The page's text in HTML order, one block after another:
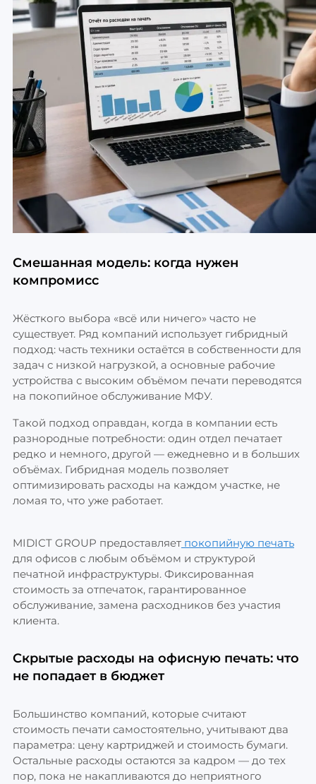
Смешанная модель: когда нужен
компромисс
Жёсткого выбора «всё или ничего» часто не
существует. Ряд компаний использует гибридный
подход: часть техники остаётся в собственности для
задач с низкой нагрузкой, а основные рабочие
устройства с высоким объёмом печати переводятся
на покопийное обслуживание МФУ.
Такой подход оправдан, когда в компании есть
разнородные потребности: один отдел печатает
редко и немного, другой — ежедневно и в больших
объёмах. Гибридная модель позволяет
оптимизировать расходы на каждом участке, не
ломая то, что уже работает.
MIDICT GROUP предоставляет покопийную печать
для офисов с любым объёмом и структурой
печатной инфраструктуры. Фиксированная
стоимость за отпечаток, гарантированное
обслуживание, замена расходников без участия
клиента.
Скрытые расходы на офисную печать: что
не попадает в бюджет
Большинство компаний, которые считают
стоимость печати самостоятельно, учитывают два
параметра: цену картриджей и стоимость бумаги.
Остальные расходы остаются за кадром — до тех
пор, пока не накапливаются до неприятного